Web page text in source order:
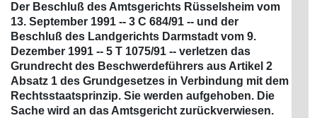
Der Beschluß des Amtsgerichts Rüsselsheim vom
13. September 1991 -- 3 C 684/91 -- und der
Beschluß des Landgerichts Darmstadt vom 9.
Dezember 1991 -- 5 T 1075/91 -- verletzen das
Grundrecht des Beschwerdeführers aus Artikel 2
Absatz 1 des Grundgesetzes in Verbindung mit dem
Rechtsstaatsprinzip. Sie werden aufgehoben. Die
Sache wird an das Amtsgericht zurückverwiesen.